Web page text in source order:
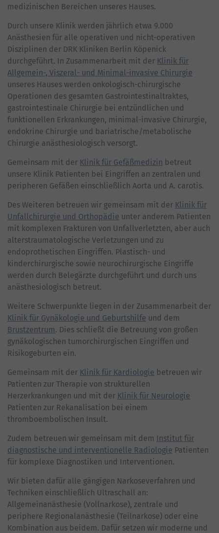
medizinischen Bereichen unseres Hauses.
Durch unsere Klinik werden jährlich etwa 9.000
Anästhesien für alle operativen und nicht-operativen
Disziplinen der DRK Kliniken Berlin Köpenick
durchgeführt. In Zusammenarbeit mit der Klinik für
Allgemein-, Viszeral- und Minimal-invasive Chirurgie
unseres Hauses werden onkologisch-chirurgische
Operationen des gesamten Gastrointestinaltraktes,
gastrointestinale Chirurgie bei entzündlichen und
funktionellen Erkrankungen, minimal-invasive Chirurgie,
endokrine Chirurgie und bariatrische/metabolische
Chirurgie anästhesiologisch versorgt.
Gemeinsam mit der Klinik für Gefäßmedizin betreut
unsere Klinik Patienten bei Eingriffen an zentralen und
peripheren Gefäßen einschließlich Aorta und A. carotis.
Des Weiteren betreuen wir gemeinsam mit der Klinik für
Unfallchirurgie und Orthopädie unter anderem Patienten
mit komplexen Frakturen von Unfallverletzten, aber auch
alterstraumatologische Verletzungen und zu
endoprothetischen Eingriffen. Plastisch- und
kinderchirurgische sowie neurochirurgische Eingriffe
werden durch Belegärzte durchgeführt und durch uns
anästhesiologisch betreut.
Weitere Schwerpunkte liegen in der Zusammenarbeit der
Klinik für Gynäkologie und Geburtshilfe und dem
Brustzentrum. Dies schließt die Betreuung von großen
gynäkologischen tumorchirurgischen Eingriffen und
Risikogeburten ein.
Gemeinsam mit der Klinik für Kardiologie betreuen wir
Patienten zur Therapie von strukturellen
Herzerkrankungen und mit der Klinik für Neurologie
Patienten zur Rekanalisation bei einem
thromboembolischen Insult.
Zudem betreuen wir gemeinsam mit dem Institut für
diagnostische und interventionelle Radiologie Patienten
für komplexe Diagnostiken und Interventionen.
Wir bieten dafür alle gängigen Narkoseverfahren und
Techniken einschließlich Ultraschall an:
Allgemeinanästhesie (Vollnarkose), zentrale und
periphere Regionalanästhesie (Teilnarkose) oder eine
Kombination aus beidem. Dafür setzen wir moderne und